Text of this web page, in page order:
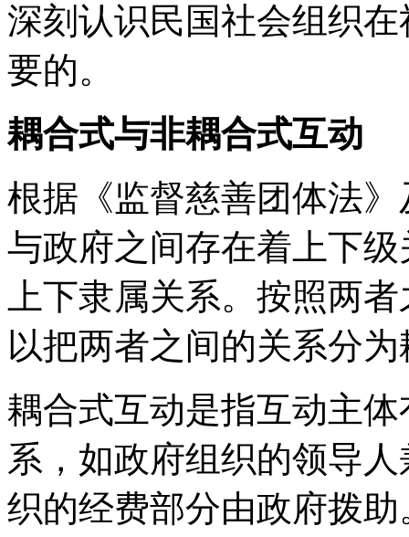
深刻认识民国社会组织
要的。
耦合式与非耦合式互动
根据《监督慈善团体法
与政府之间存在着上下
上下隶属关系。按照两
以把两者之间的关系分
耦合式互动是指互动主
系，如政府组织的领导
织的经费部分由政府拨